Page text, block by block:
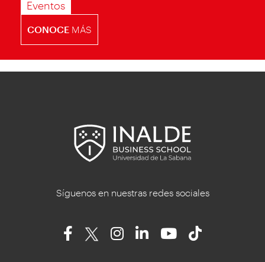
Eventos
CONOCE MÁS
Síguenos en nuestras redes sociales